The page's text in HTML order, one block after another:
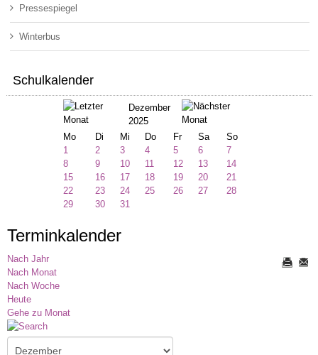
Pressespiegel
Winterbus
Schulkalender
Dezember
2025
Mo
Di Mi Do Fr Sa
So
1
2 3 4 5 6
7
8
9 10 11 12 13
14
15
16 17 18 19 20
21
22
23 24 25 26 27
28
29
30 31
Terminkalender
Nach Jahr
Nach Monat
Nach Woche
Heute
Gehe zu Monat